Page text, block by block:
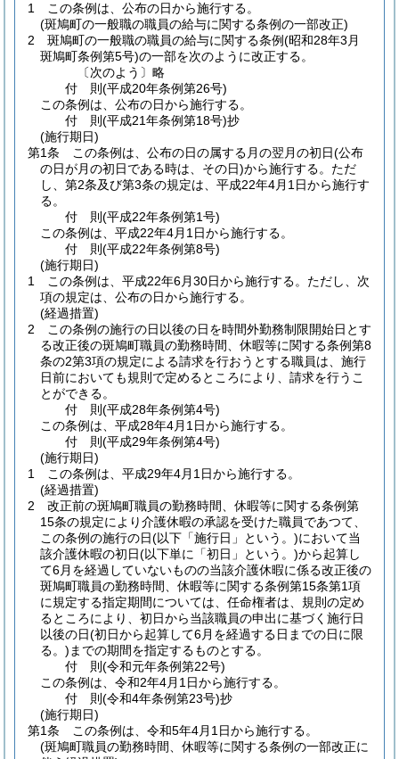
1
この条例は、公布の日から施行する。
(斑鳩町の一般職の職員の給与に関する条例の一部改正)
2
斑鳩町の一般職の職員の給与に関する条例(昭和28年3月
斑鳩町条例第5号)の一部を次のように改正する。
〔次のよう〕略
付 則(平成20年条例第26号)
この条例は、公布の日から施行する。
付 則(平成21年条例第18号)抄
(施行期日)
第1条
この条例は、公布の日の属する月の翌月の初日(公布
の日が月の初日である時は、その日)から施行する。 ただ
し、第2条及び第3条の規定は、平成22年4月1日から施行す
る。
付 則(平成22年条例第1号)
この条例は、平成22年4月1日から施行する。
付 則(平成22年条例第8号)
(施行期日)
1
この条例は、平成22年6月30日から施行する。 ただし、次
項の規定は、公布の日から施行する。
(経過措置)
2
この条例の施行の日以後の日を時間外勤務制限開始日とす
る改正後の斑鳩町職員の勤務時間、休暇等に関する条例第8
条の2第3項の規定による請求を行おうとする職員は、施行
日前においても規則で定めるところにより、請求を行うこ
とができる。
付 則(平成28年条例第4号)
この条例は、平成28年4月1日から施行する。
付 則(平成29年条例第4号)
(施行期日)
1
この条例は、平成29年4月1日から施行する。
(経過措置)
2
改正前の斑鳩町職員の勤務時間、休暇等に関する条例第
15条の規定により介護休暇の承認を受けた職員であつて、
この条例の施行の日(以下「施行日」という。)において当
該介護休暇の初日(以下単に「初日」という。)から起算し
て6月を経過していないものの当該介護休暇に係る改正後の
斑鳩町職員の勤務時間、休暇等に関する条例第15条第1項
に規定する指定期間については、任命権者は、規則の定め
るところにより、初日から当該職員の申出に基づく施行日
以後の日(初日から起算して6月を経過する日までの日に限
る。) までの期間を指定するものとする。
付 則(令和元年条例第22号)
この条例は、令和2年4月1日から施行する。
付 則(令和4年条例第23号)抄
(施行期日)
第1条
この条例は、令和5年4月1日から施行する。
(斑鳩町職員の勤務時間、休暇等に関する条例の一部改正に